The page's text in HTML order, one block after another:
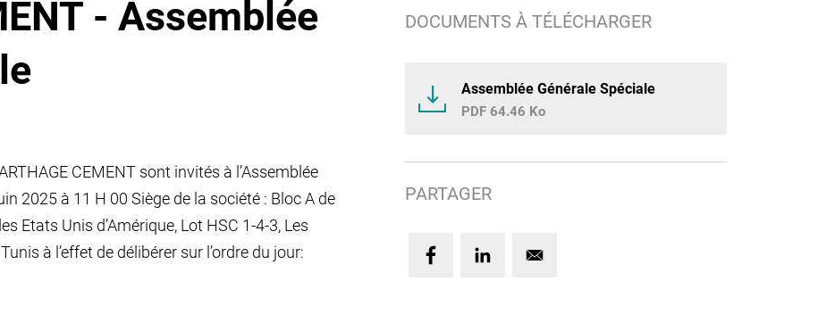
- Assemblée
CEMENT sont invités à l’Assemblée
2025 à 11 H 00 Siège de la société : Bloc A de
Etats Unis d’Amérique, Lot HSC 1-4-3, Les
à l’effet de délibérer sur l’ordre du jour:
DOCUMENTS À TÉLÉCHARGER
Assemblée Générale Spéciale
64.46 Ko
PARTAGER